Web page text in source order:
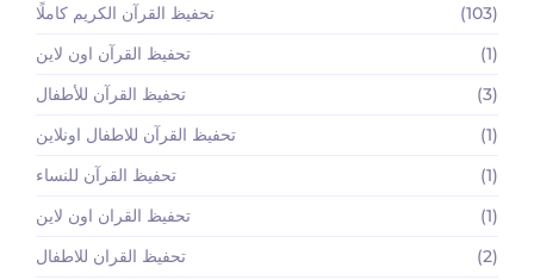
تحفيظ القرآن الكريم كاملًا
(103)
تحفيظ القرآن اون لاين
(1)
تحفيظ القرآن للأطفال
(3)
تحفيظ القرآن للاطفال اونلاين
(1)
تحفيظ القرآن للنساء
(1)
تحفيظ القران اون لاين
(1)
تحفيظ القران للاطفال
(2)